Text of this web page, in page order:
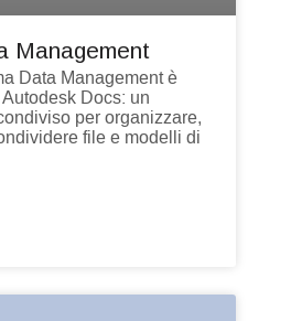
Management
Data Management è
Docs: un
per organizzare,
file e modelli di